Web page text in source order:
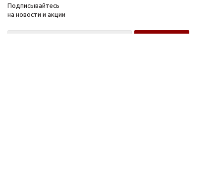
Подписывайтесь
на новости и акции